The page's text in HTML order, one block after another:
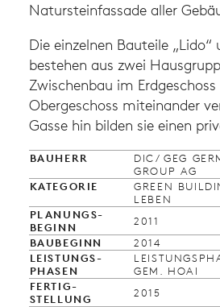
Natursteinfassade aller
Die einzelnen Bauteile „Lido“
bestehen aus zwei
Zwischenbau im Erdgeschoss
Obergeschoss miteinander
Gasse hin bilden sie einen
BAU­HERR
DIC/ GEG
GROUP AG
KATEGORIE
GREEN
LEBEN
PLANUNGS­
BEGINN
2011
BAU­BEGINN
2014
LEISTUNGS­
PHASEN
GEM. HOAI
FERTIG­
STELLUNG
2015